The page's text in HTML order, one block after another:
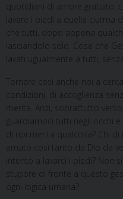
quotidiani di amore gratuito,
lavare i piedi a quella ciurma
che tutti, dopo appena
lasciandolo solo. Cose che
lavati ugualmente a tutti,
Tornare così anche noi a
condizioni, di accoglienza
merita. Anzi, soprattutto verso
guardiamoci tutti negli occhi
di noi merita qualcosa? Chi
amato così tanto da Dio da
intento a lavarci i piedi? Non
stupore di fronte a questo
ogni logica umana?